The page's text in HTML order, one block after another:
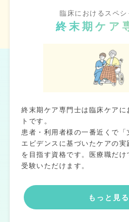
臨床におけるスペシ
終末期ケア
終末期ケア専門士は臨床ケアに
トです。
患者・利用者様の一番近くで「
エビデンスに基づいたケアの実
を目指す資格です。医療職だけ
受験いただけます。
もっと見る